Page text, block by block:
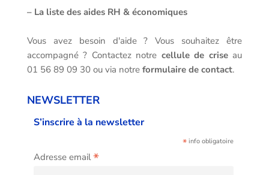
– La liste des aides RH & économiques
Vous avez besoin d'aide ? Vous souhaitez être
accompagné ? Contactez notre cellule de criseau
01 56 89 09 30 ou via notre formulaire de contact.
NEWSLETTER
S’inscrire à la newsletter
* info obligatoire
Adresse email*